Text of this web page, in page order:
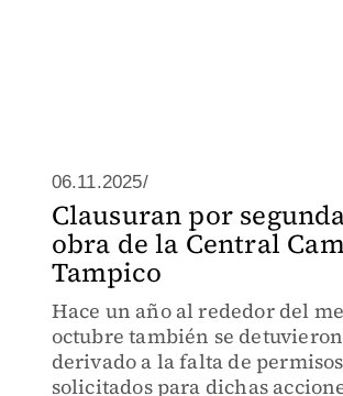
06.11.2025/
Clausuran por
obra de la Central
Tampico
Hace un año al rededor del
octubre también se
derivado a la falta de permisos
solicitados para dichas